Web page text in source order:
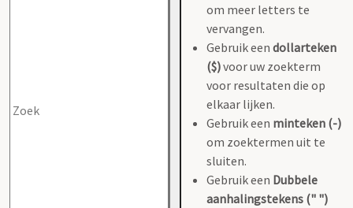
om meer letters te
vervangen.
Gebruik een dollarteken
($)voor uw zoekterm
voor resultaten die op
elkaar lijken.
Gebruik een minteken (-)
om zoektermen uit te
sluiten.
Gebruik een Dubbele
aanhalingstekens (" ")